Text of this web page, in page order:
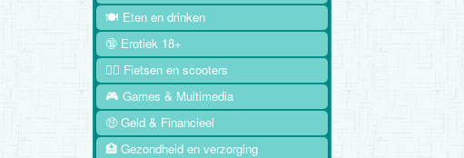
🍽️ Eten en drinken
🔞 Erotiek 18+
🚴‍♂️ Fietsen en scooters
🎮 Games & Multimedia
🤑 Geld & Financieel
🏥 Gezondheid en verzorging